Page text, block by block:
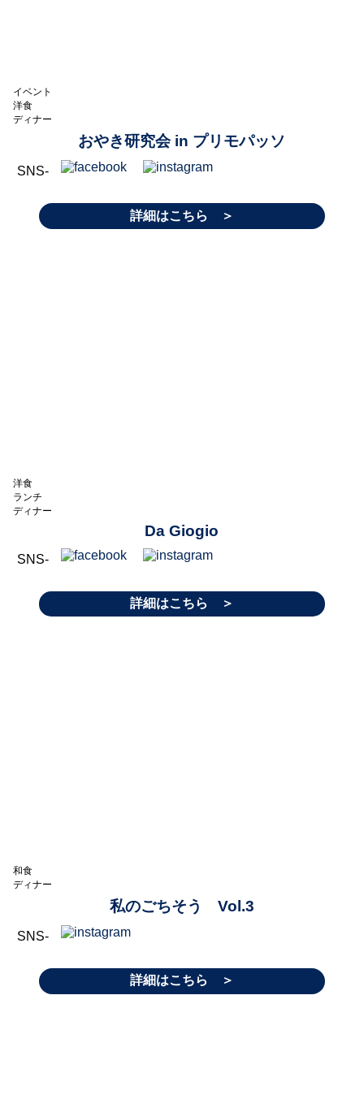
イベント
洋食
ディナー
おやき研究会 in プリモパッソ
SNS-
詳細はこちら ＞
洋食
ランチ
ディナー
Da Giogio
SNS-
詳細はこちら ＞
和食
ディナー
私のごちそう Vol.3
SNS-
詳細はこちら ＞